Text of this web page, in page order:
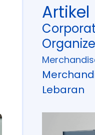
Artikel
Lebaran